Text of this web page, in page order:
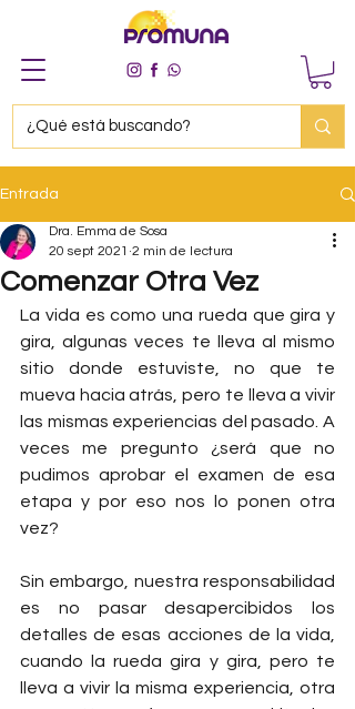
Entrada
Comenzar Otra Vez
Dra. Emma de Sosa
20 sept 2021 2 min de lectura
La vida es como una rueda que gira y
gira, algunas veces te lleva al mismo
sitio donde estuviste, no que te
mueva hacia atrás, pero te lleva a vivir
las mismas experiencias del pasado. A
veces me pregunto ¿será que no
pudimos aprobar el examen de esa
etapa y por eso nos lo ponen otra
vez?
Sin embargo, nuestra responsabilidad
es no pasar desapercibidos los
detalles de esas acciones de la vida,
cuando la rueda gira y gira, pero te
lleva a vivir la misma experiencia, otra